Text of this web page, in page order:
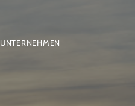
UNTERNEHMEN